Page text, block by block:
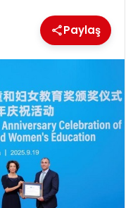
Paylaş